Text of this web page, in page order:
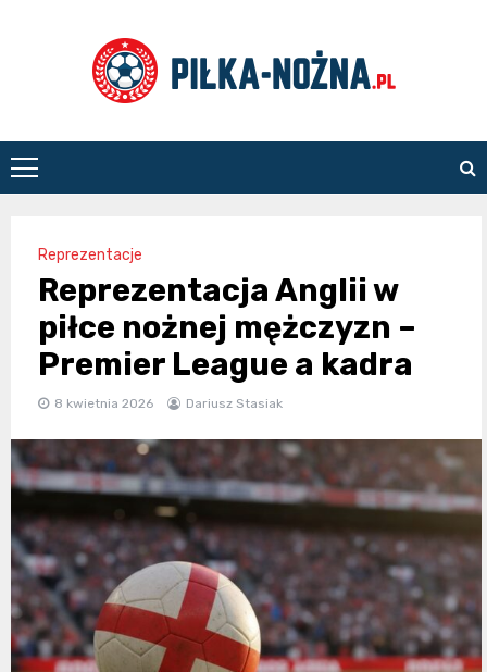
Piłka
Nożna
Reprezentacje
Reprezentacja Anglii w
piłce nożnej mężczyzn –
Premier League a kadra
8 kwietnia 2026 Dariusz Stasiak